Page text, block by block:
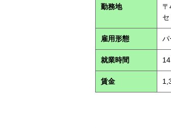
勤務地
雇用形態
就業時間
賃金